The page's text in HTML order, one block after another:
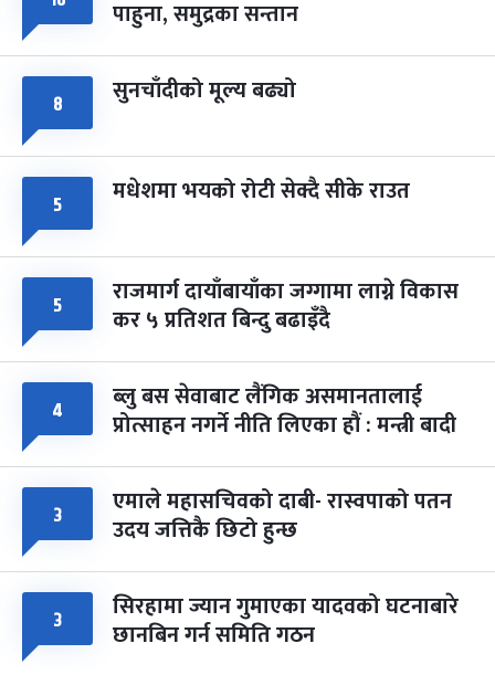
चैत्र ८, २०८३-Mar 22, 2027
पाहुना, समुद्रका सन्तान
८ सुनचाँदीको मूल्य बढ्यो
५ मधेशमा भयको रोटी सेक्दै सीके राउत
५ राजमार्ग दायाँबायाँका जग्गामा लाग्ने विकास
कर ५ प्रतिशत बिन्दु बढाइँदै
४ ब्लु बस सेवाबाट लैंगिक असमानतालाई
प्रोत्साहन नगर्ने नीति लिएका हौं : मन्त्री बादी
३ एमाले महासचिवको दाबी- रास्वपाको पतन
उदय जत्तिकै छिटो हुन्छ
३ सिरहामा ज्यान गुमाएका यादवको घटनाबारे
छानबिन गर्न समिति गठन